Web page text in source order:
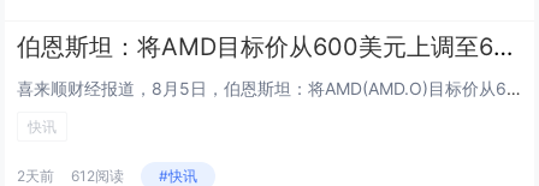
伯恩斯坦：将AMD目标价从600美元上调至650美元
喜来顺财经报道，8月5日，伯恩斯坦：将AMD(AMD.O)目标价从600美元上调至650美元。...
快讯
2天前 612阅读 #快讯